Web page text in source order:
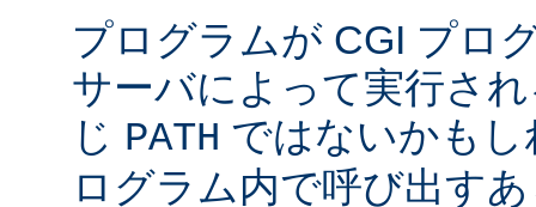
プログラムが CGI プロ
サーバによって実行さ
じ PATH ではないかも
ログラム内で呼び出す